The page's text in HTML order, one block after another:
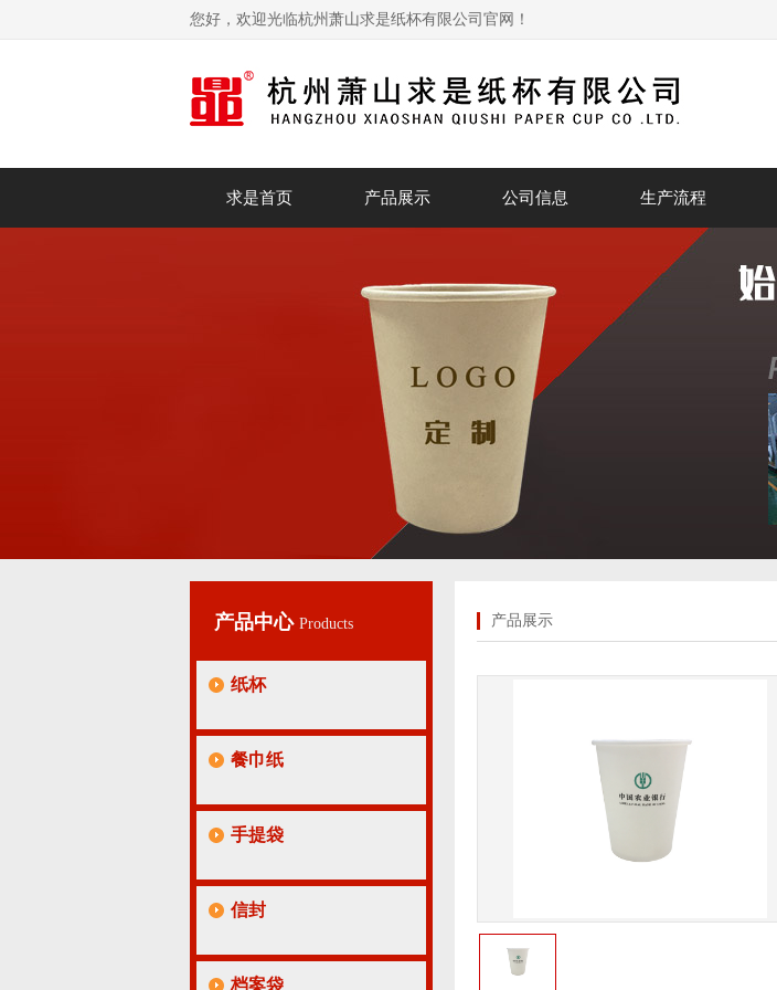
您好，欢迎光临杭州萧山求是纸杯有限公司官网！
求是首页 产品展示 公司信息 生产流程
产品中心 Products
纸杯
餐巾纸
手提袋
信封
档案袋
产品展示